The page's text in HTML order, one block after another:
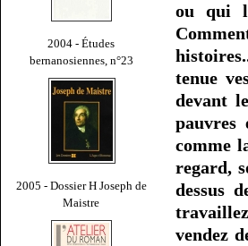
2004 - Études
bernanosiennes, n°23
2005 - Dossier H Joseph de
Maistre
ou qui
tenue
devant
pauvres
comme
regard,
dessus
vendez